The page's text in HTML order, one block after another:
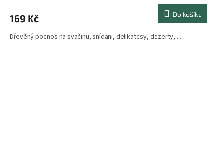
169 Kč Do košíku
Dřevěný podnos na svačinu, snídani, delikatesy, dezerty, ...